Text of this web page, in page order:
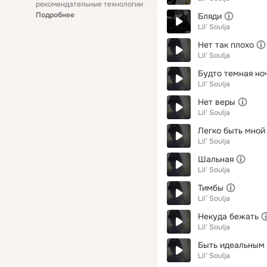
рекомендательные технологии
Подробнее
Бляди
Lil’ Soulja
Нет так плохо
Lil’ Soulja
Будто темная
Lil’ Soulja
Нет веры
Lil’ Soulja
Легко быть мной
Lil’ Soulja
Шальная
Lil’ Soulja
Тимбы
Lil’ Soulja
Некуда бежать
Lil’ Soulja
Быть идеальным
Lil’ Soulja